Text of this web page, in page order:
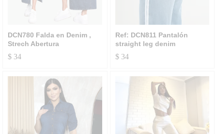
DCN780 Falda en Denim ,
Strech Abertura
$ 34
Ref: DCN811 Pantalón
straight leg denim
$34